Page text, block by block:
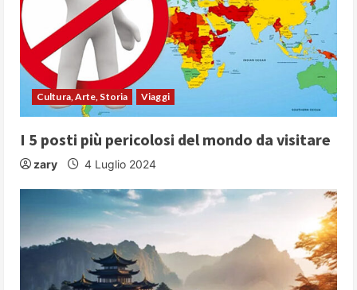
a
d
i
n
g
Cultura, Arte, Storia Viaggi
I 5 posti più pericolosi del mondo da visitare
zary 4 Luglio 2024